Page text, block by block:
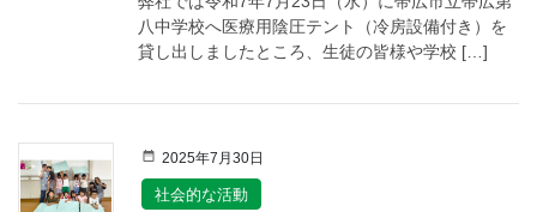
八中学校へ医療用陰圧テント（冷房設備付き）を
貸し出しましたところ、生徒の皆様や学校 […]
2025年7月30日
社会的な活動